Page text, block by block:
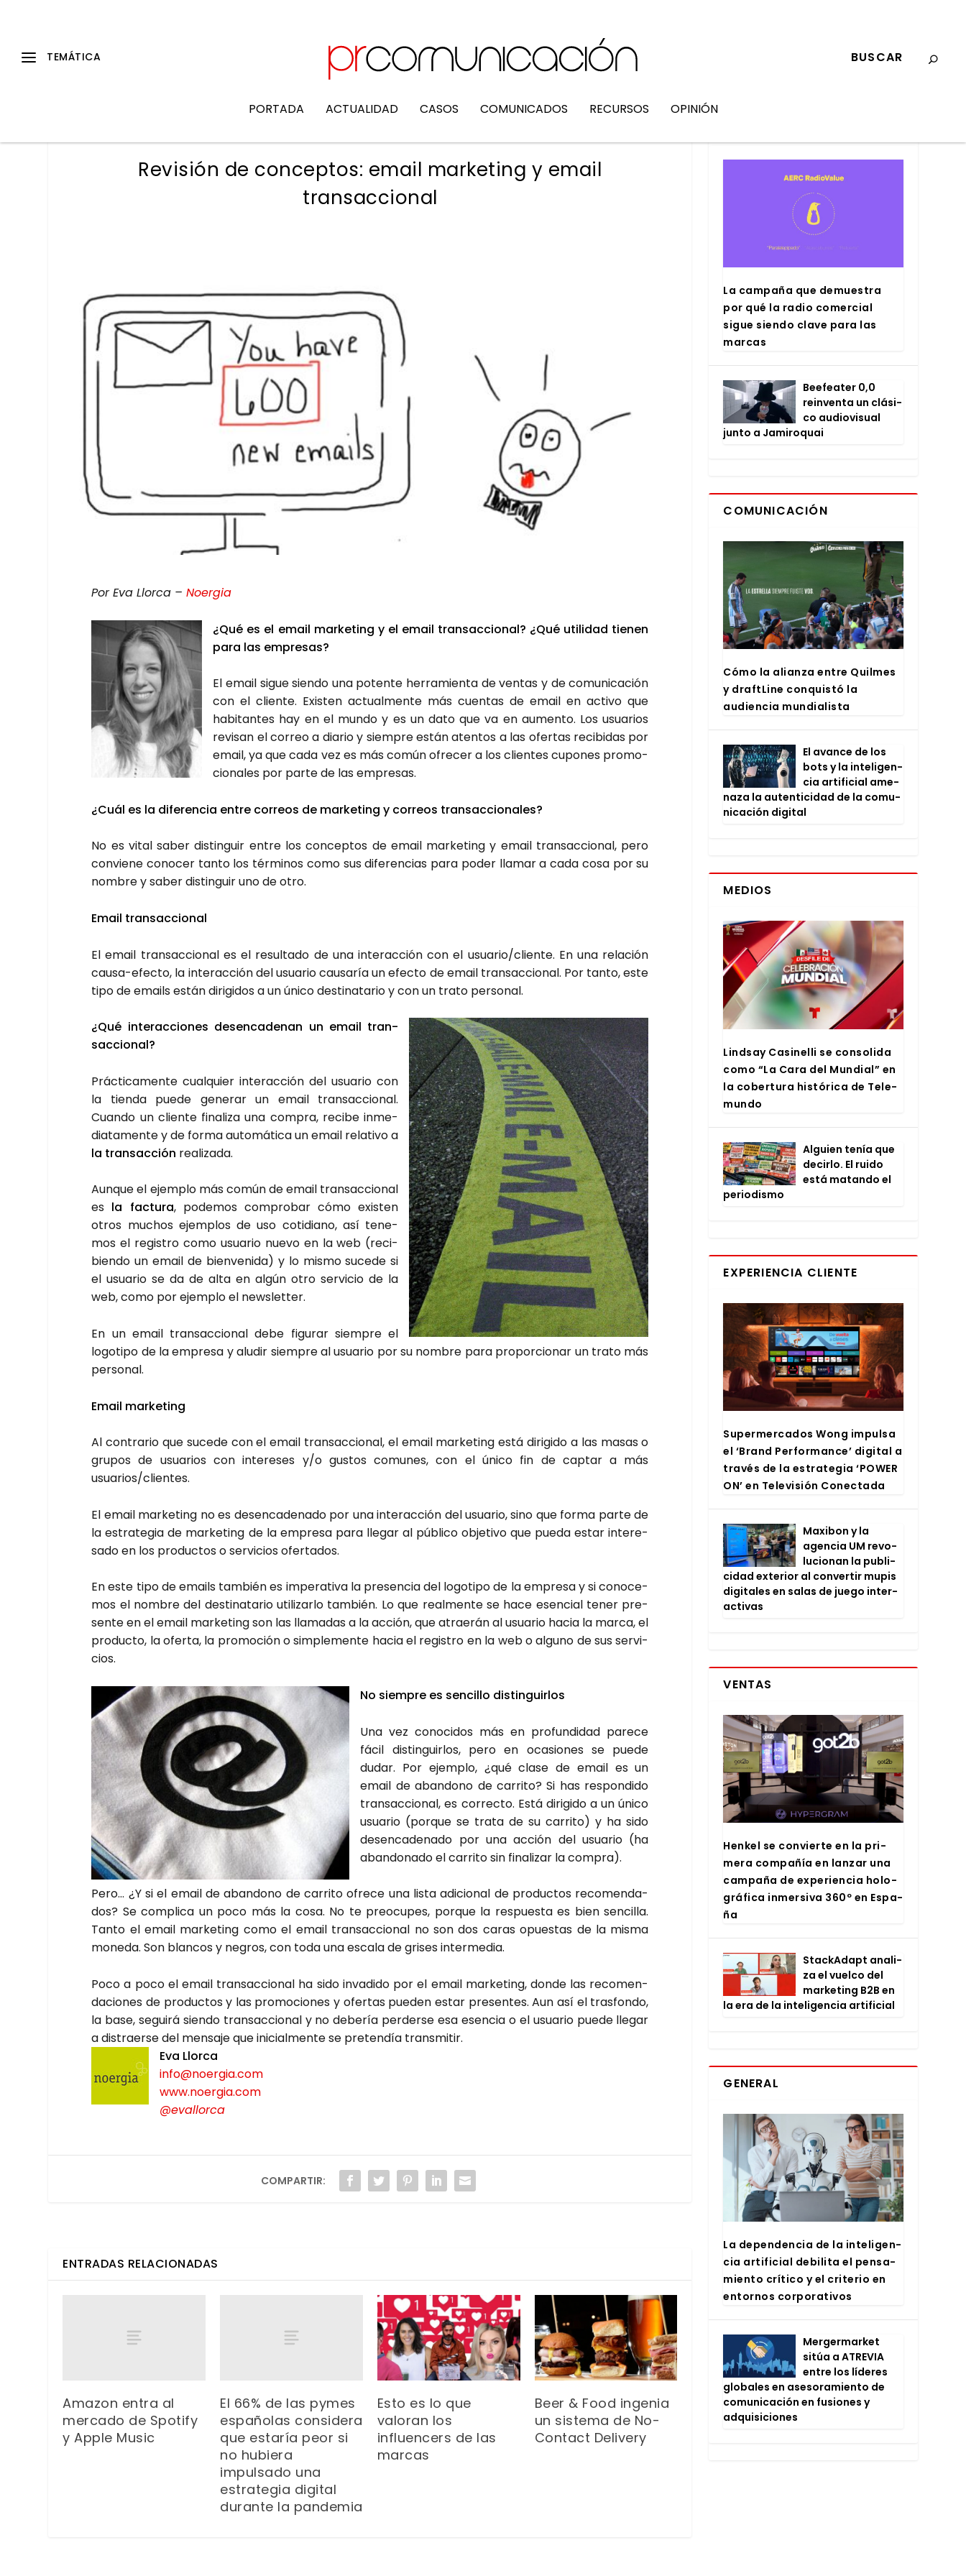
PORTADA ACTUALIDAD CASOS COMUNICADOS RECURSOS OPINIÓN
Revisión de conceptos: email marketing y email
transaccional
Por Eva Llor­ca –Noer­gia
¿Qué es el email mar­ke­ting y el email tran­sac­cio­nal? ¿Qué uti­li­dad tie­nen
para las empre­sas?
El email sigue sien­do una poten­te herra­mien­ta de ven­tas y de comu­ni­ca­ción
con el clien­te. Exis­ten actual­men­te más cuen­tas de email en acti­vo que
habi­tan­tes hay en el mun­do y es un dato que va en aumen­to. Los usua­rios
revi­san el correo a dia­rio y siem­pre están aten­tos a las ofer­tas reci­bi­das por
email, ya que cada vez es más común ofre­cer a los clien­tes cupo­nes pro­mo­
cio­na­les por par­te de las empre­sas.
¿Cuál es la dife­ren­cia entre correos de mar­ke­ting y correos tran­sac­cio­na­les?
No es vital saber dis­tin­guir entre los con­cep­tos de email mar­ke­ting y email tran­sac­cio­nal, pero
con­vie­ne cono­cer tan­to los tér­mi­nos como sus dife­ren­cias para poder lla­mar a cada cosa por su
nom­bre y saber dis­tin­guir uno de otro.
Email tran­sac­cio­nal
El email tran­sac­cio­nal es el resul­ta­do de una inter­ac­ción con el usuario/cliente. En una rela­ción
cau­sa-efec­to, la inter­ac­ción del usua­rio cau­sa­ría un efec­to de email tran­sac­cio­nal. Por tan­to, este
tipo de emails están diri­gi­dos a un úni­co des­ti­na­ta­rio y con un tra­to per­so­nal.
¿Qué inter­ac­cio­nes des­en­ca­de­nan un email tran­
sac­cio­nal?
Prác­ti­ca­men­te cual­quier inter­ac­ción del usua­rio con
la tien­da pue­de gene­rar un email tran­sac­cio­nal.
Cuan­do un clien­te fina­li­za una com­pra, reci­be inme­
dia­ta­men­te y de for­ma auto­má­ti­ca un email rela­ti­vo a
la tran­sac­ción rea­li­za­da.
Aun­que el ejem­plo más común de email tran­sac­cio­nal
es la fac­tu­ra, pode­mos com­pro­bar cómo exis­ten
otros muchos ejem­plos de uso coti­diano, así tene­
mos el regis­tro como usua­rio nue­vo en la web (reci­
bien­do un email de bien­ve­ni­da) y lo mis­mo suce­de si
el usua­rio se da de alta en algún otro ser­vi­cio de la
web, como por ejem­plo el news­let­ter.
En un email tran­sac­cio­nal debe figu­rar siem­pre el
logo­ti­po de la empre­sa y alu­dir siem­pre al usua­rio por su nom­bre para pro­por­cio­nar un tra­to más
per­so­nal.
Email mar­ke­ting
Al con­tra­rio que suce­de con el email tran­sac­cio­nal, el email mar­ke­ting está diri­gi­do a las masas o
gru­pos de usua­rios con intere­ses y/o gus­tos comu­nes, con el úni­co fin de cap­tar a más
usuarios/clientes.
El email mar­ke­ting no es des­en­ca­de­na­do por una inter­ac­ción del usua­rio, sino que for­ma par­te de
la estra­te­gia de mar­ke­ting de la empre­sa para lle­gar al públi­co obje­ti­vo que pue­da estar intere­
sa­do en los pro­duc­tos o ser­vi­cios ofer­ta­dos.
En este tipo de emails tam­bién es impe­ra­ti­va la pre­sen­cia del logo­ti­po de la empre­sa y si cono­ce­
mos el nom­bre del des­ti­na­ta­rio uti­li­zar­lo tam­bién. Lo que real­men­te se hace esen­cial tener pre­
sen­te en el email mar­ke­ting son las lla­ma­das a la acción, que atrae­rán al usua­rio hacia la mar­ca, el
pro­duc­to, la ofer­ta, la pro­mo­ción o sim­ple­men­te hacia el regis­tro en la web o alguno de sus ser­vi­
cios.
No siem­pre es sen­ci­llo dis­tin­guir­los
Una vez cono­ci­dos más en pro­fun­di­dad pare­ce
fácil dis­tin­guir­los, pero en oca­sio­nes se pue­de
dudar. Por ejem­plo, ¿qué cla­se de email es un
email de aban­dono de carri­to? Si has res­pon­di­do
tran­sac­cio­nal, es correc­to. Está diri­gi­do a un úni­co
usua­rio (por­que se tra­ta de su carri­to) y ha sido
des­en­ca­de­na­do por una acción del usua­rio (ha
aban­do­na­do el carri­to sin fina­li­zar la com­pra).
Pero… ¿Y si el email de aban­dono de carri­to ofre­ce una lis­ta adi­cio­nal de pro­duc­tos reco­men­da­
dos? Se com­pli­ca un poco más la cosa. No te preo­cu­pes, por­que la res­pues­ta es bien sen­ci­lla.
Tan­to el email mar­ke­ting como el email tran­sac­cio­nal no son dos caras opues­tas de la mis­ma
mone­da. Son blan­cos y negros, con toda una esca­la de gri­ses inter­me­dia.
Poco a poco el email tran­sac­cio­nal ha sido inva­di­do por el email mar­ke­ting, don­de las reco­men­
da­cio­nes de pro­duc­tos y las pro­mo­cio­nes y ofer­tas pue­den estar pre­sen­tes. Aun así el tras­fon­do,
la base, segui­rá sien­do tran­sac­cio­nal y no debe­ría per­der­se esa esen­cia o el usua­rio pue­de lle­gar
a dis­traer­se del men­sa­je que ini­cial­men­te se pre­ten­día trans­mi­tir.
Eva Llor­ca
info@noergia.com
www.noergia.com
@evallorca
COMPARTIR:
ENTRADAS RELACIONADAS
Amazon entra al
mercado de Spotify
y Apple Music
El 66% de las pymes
españolas considera
que estaría peor si
no hubiera
impulsado una
estrategia digital
durante la pandemia
Esto es lo que
valoran los
influencers de las
marcas
Beer & Food ingenia
un sistema de No-
Contact Delivery
La cam­pa­ña que demues­tra
por qué la radio comer­cial
sigue sien­do cla­ve para las
mar­cas
Bee­fea­ter 0,0
rein­ven­ta un clá­si­
co audio­vi­sual
jun­to a Jami­ro­quai
COMUNICACIÓN
Cómo la alian­za entre Quil­mes
y draftLi­ne con­quis­tó la
audien­cia mun­dia­lis­ta
El avan­ce de los
bots y la inte­li­gen­
cia arti­fi­cial ame­
na­za la auten­ti­ci­dad de la comu­
ni­ca­ción digi­tal
MEDIOS
Lind­say Casi­ne­lli se con­so­li­da
como “La Cara del Mun­dial” en
la cober­tu­ra his­tó­ri­ca de Tele­
mun­do
Alguien tenía que
decir­lo. El rui­do
está matan­do el
perio­dis­mo
EXPERIENCIA CLIENTE
Super­mer­ca­dos Wong impul­sa
el ‘Brand Per­for­man­ce’ digi­tal a
tra­vés de la estra­te­gia ‘POWER
ON’ en Tele­vi­sión Conec­ta­da
Maxi­bon y la
agen­cia UM revo­
lu­cio­nan la publi­
ci­dad exte­rior al con­ver­tir mupis
digi­ta­les en salas de jue­go inter­
ac­ti­vas
VENTAS
Hen­kel se con­vier­te en la pri­
me­ra com­pa­ñía en lan­zar una
cam­pa­ña de expe­rien­cia holo­
grá­fi­ca inmer­si­va 360º en Espa­
ña
Stac­kA­dapt ana­li­
za el vuel­co del
mar­ke­ting B2B en
la era de la inte­li­gen­cia arti­fi­cial
GENERAL
La depen­den­cia de la inte­li­gen­
cia arti­fi­cial debi­li­ta el pen­sa­
mien­to crí­ti­co y el cri­te­rio en
entor­nos cor­po­ra­ti­vos
Mer­ger­mar­ket
sitúa a ATRE­VIA
entre los líde­res
glo­ba­les en ase­so­ra­mien­to de
comu­ni­ca­ción en fusio­nes y
adqui­si­cio­nes